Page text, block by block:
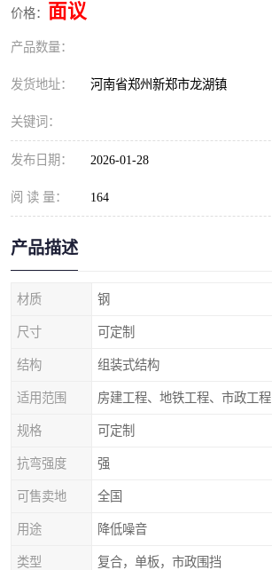
价格： 面议
产品数量：
发货地址： 河南省郑州新郑市龙湖镇
关键词：
发布日期： 2026-01-28
阅 读 量： 164
产品描述
材质 钢
尺寸 可定制
结构 组装式结构
适用范围 房建工程、地铁工程、市政工程
规格 可定制
抗弯强度 强
可售卖地 全国
用途 降低噪音
类型 复合，单板，市政围挡